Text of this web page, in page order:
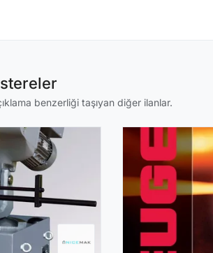
benzerliği taşıyan diğer ilanlar.